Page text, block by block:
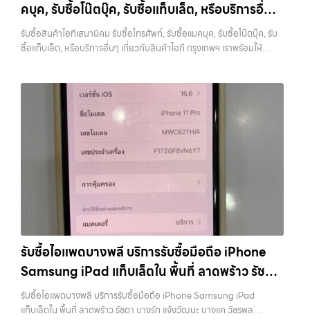
สิ่งที่ช่วยให้คุณไม่เสียเปรียบ หลายคนขายโดยไม่เช็คข้อมูล ทำให้โดนกด
ราคามากกว่าที่ควรจะเป็น แนะนำให้ลองเปรียบเทียบราคาจากหลายแหล่ง
ทั้งร้านรับซื้อและช่องทางออนไลน์ เพื่อให้เห็นภาพรวมของราคาในตลาด
ครบช่วยเพิ่มราคา แม้จะไม่ใช่ปัจจัยหลัก แต่การมีอุปกรณ์ครบ เช่น กล่อง
สายชาร์จ หรืออุปกรณ์เสริม จะช่วยเพิ่มความน่าสนใจให้กับเครื่อง สำหรับ
บางรุ่น การมีกล่องครบอาจช่วยเพิ่มราคาได้พอสมควร เพราะผู้ซื้อสามารถ
นำไปขายต่อได้ง่ายขึ้น อย่างไรก็ตาม หากไม่มีอุปกรณ์เหล่านี้ ก็ยังสามารถ
ขายได้ตามปกติ เพียงแต่อาจไม่ได้ราคาสูงเท่ากับเครื่องที่มีครบ 8. เลือกช่อง
ทางการขายให้เหมาะกับตัวเอง การขาย iPhone มีหลายวิธี แต่ละวิธีก็มีข้อดี
และข้อจำกัดต่างกัน การขายเองผ่านแพลตฟอร์มออนไลน์อาจได้ราคาสูง
กว่า แต่ต้องใช้เวลาและมีความเสี่ยงในการเจอผู้ซื้อที่ไม่น่าเชื่อถือ การขายให้
ร้านรับซื้อจะสะดวกและรวดเร็ว แต่ควรเลือกร้านที่มีความน่าเชื่อถือและให้
ราคาตามสภาพจริง อีกทางเลือกหนึ่งคือการใช้บริการจำนำ ซึ่งเหมาะกับคน
ที่ต้องการเงินด่วนแต่ยังไม่อยากขายขาด โดยสามารถเลือกใช้บริการ…
สามารถเปลี่ยนอุปกรณ์ที่ไม่ใช้แล้วให้กลายเป็นเงินสดได้ทันที ด้วยบริการ รับ
ซื้อไอโฟน, รับซื้อไอแพด, รับซื้อมือถือ, รับซื้อโทรศัพท์, รับซื้อโน๊ตบุ๊ค, รับซื้อ
แท็บเล็ต, รับซื้อสินค้าไอทีกรุงเทพมหานคร อย่างครบวงจร ไม่ว่าคุณจะอยู่
โซนเมืองหรือเขตชานเมือง เรามีทีมงานพร้อมให้บริการถึงที่ในพื้นที่ “ใกล้
ว่าอุปกรณ์แต่ละชิ้นไม่ใช่แค่เครื่องใช้ไฟฟ้า แต่เป็นทรัพย์สินที่มีมูลค่า คุณอาจ
ต้องการเปลี่ยนรุ่น หรือต้องการเงินด่วน เราจึงมอบบริการประเมินสภาพ
เครื่อง ฟรี ปราบปรามความยุ่งยากทั้งหลาย โดยเน้น โปร่งใส มั่นใจได้ และ
จ่ายเงินทันทีเมื่อตกลงซื้อขายสำเร็จ บริการของเราครอบคลุมทั้ง iPhone
สายใหม่-เก่า, Samsung ทุกรุ่น, iPad และแท็บเล็ตทุกแบรนด์ เรารับถึงแม้
จะอยู่ในสภาพใช้งานแล้ว ตกแต่งแล้ว หรือมีรอยบ้าง เพราะมูลค่าของเครื่อง
ไม่ได้ขึ้นอยู่แค่ยี่ห้อ แต่ขึ้นอยู่กับสภาพจริง ความครบชุด และความสะดวกใน
การขายของคุณ เราจึงตั้งใจให้บริการในเขต ลาดพร้าว, รัชดา, บางรัก,
แจ้งวัฒนะ, บางแค, วัชรพล, รามอินทรา, บางนา, บางพลี, เกษตรนวมินทร์,
เสนานิคม, วังหิน อย่างเต็มที่ ไม่ว่าคุณจะค้นหาคำว่า “รับซื้อมือถือใกล้ฉัน”,
“รับซื้อโทรศัพท์มือสองกรุงเทพ”, “ขาย iPad ได้ราคา”, “รับซื้อแท็บเล็ต
กรุงเทพถึงที่”, หรือ “รับซื้อ Samsung มือสอง ราคาสูง” — ที่นี่คือคำตอบ
เพราะบริการของเรามุ่งตรงให้คุณได้รับราคาและความสะดวกสบายที่เหนือ
กว่า เลือกเราแล้วคุณจะได้บริการที่คุณไว้วางใจ พร้อมทีมงานที่พร้อม
อำนวยความสะดวก นัดรับถึงที่ ตรวจสภาพอย่างมืออาชีพ และจ่ายเงินทันที
ทั้งหมดนี้เพื่อให้การขายอุปกรณ์ของคุณเป็นเรื่องง่ายขึ้น ดีกว่า รวดเร็วกว่า
และคุ้มค่ากว่า ทำไมต้องเลือกเรา ผู้เชี่ยวชาญด้านการให้บริการ รับซื้อมือถือ
คบุค, รับซื้อโน๊ตบุ๊ค, รับซื้อแท็บเล็ต, หรือบริการอื่นๆ
เกี่ยวกับสินค้าไอที กรุงเทพฯ เราพร้อมให้บริการครบ
วงจร
รับซื้อสินค้าไอทีเสนานิคม รับซื้อโทรศัพท์, รับซื้อแมคบุค, รับซื้อโน๊ตบุ๊ค, รับ
ซื้อแท็บเล็ต, หรือบริการอื่นๆ เกี่ยวกับสินค้าไอที กรุงเทพฯ เราพร้อมให้
แจ้งวัฒนะ บางแค วัชรพล รามอินทรา รับซื้อสินค้าไอทีเสนานิคม — รับซื้อ
โทรศัพท์, รับซื้อแมคบุค, รับซื้อโน๊ตบุ๊ค, รับซื้อแท็บเล็ต, หรือบริการอื่นๆ เกี่ยว
กับสินค้าไอที กรุงเทพฯ เราพร้อมให้บริการครบวงจร รับซื้อสินค้าไอที
เสนานิคม รับซื้อโทรศัพท์, รับซื้อแมคบุค, รับซื้อโน๊ตบุ๊ค, รับซื้อแท็บเล็ต, หรือ
บริการอื่นๆ เกี่ยวกับสินค้าไอที กรุงเทพฯ… รับซื้อสินค้าไอทีเสนานิคม รับ
ซื้อ iPad และแท็บเล็ตทุกแบรนด์ ทุกสภาพ — ขอขายง่าย ได้เงินเร็ว
ประสบการณ์เหนือระดับกับการ รับซื้อไอโฟน, รับซื้อไอแพด, รับซื้อมือถือ
ยินดีต้อนรับสู่ “รับซื้อขายมือถือ.com” เว็บไซต์ที่คุณไว้วางใจได้ สำหรับ
บริการ รับซื้อ มือถือ iPhone, Samsung, iPad, แท็บเล็ต ทุกยี่ห้อ ให้ราคา
สูง พร้อมจ่ายเงินทันที ครอบคลุมพื้นที่ ลาดพร้าว, รัชดา, บางรัก,
แจ้งวัฒนะ, บางแค, วัชรพล, รามอินทรา และเขตกรุงเทพฯ ใกล้ “ใกล้ ฉัน”
ที่สุด ในยุคที่สมาร์ทโฟน แท็บเล็ต และอุปกรณ์ไอทีใหม่ๆ เปลี่ยนรุ่นกันแทบ
ทุกช่วงเวลา อุปกรณ์ที่คุณใช้แล้วอาจกลายเป็นของที่ไม่ได้ใช้งานอยู่เฉยๆ
เว็บไซต์ของเราจึงเกิดขึ้นเพื่อเป็นทางเลือกให้คุณสามารถเปลี่ยนอุปกรณ์ที่
ไม่ใช้แล้วให้กลายเป็นเงินสดได้ทันที ด้วยบริการ รับซื้อไอโฟน, รับซื้อไอแพด,
รับซื้อมือถือ, รับซื้อโทรศัพท์, รับซื้อโน๊ตบุ๊ค, รับซื้อแท็บเล็ต, รับซื้อสินค้าไอที
รับซื้อไอแพดบางพลี บริการรับซื้อมือถือ iPhone
Samsung iPad แท็บเล็ตใน พื้นที่ ลาดพร้าว รัชดา
บางรัก แจ้งวัฒนะ บางแค วัชรพล รามอินทรา
พร้อมจ่ายเงินทันที
รับซื้อไอแพดบางพลี บริการรับซื้อมือถือ iPhone Samsung iPad
แท็บเล็ตใน พื้นที่ ลาดพร้าว รัชดา บางรัก แจ้งวัฒนะ บางแค วัชรพล